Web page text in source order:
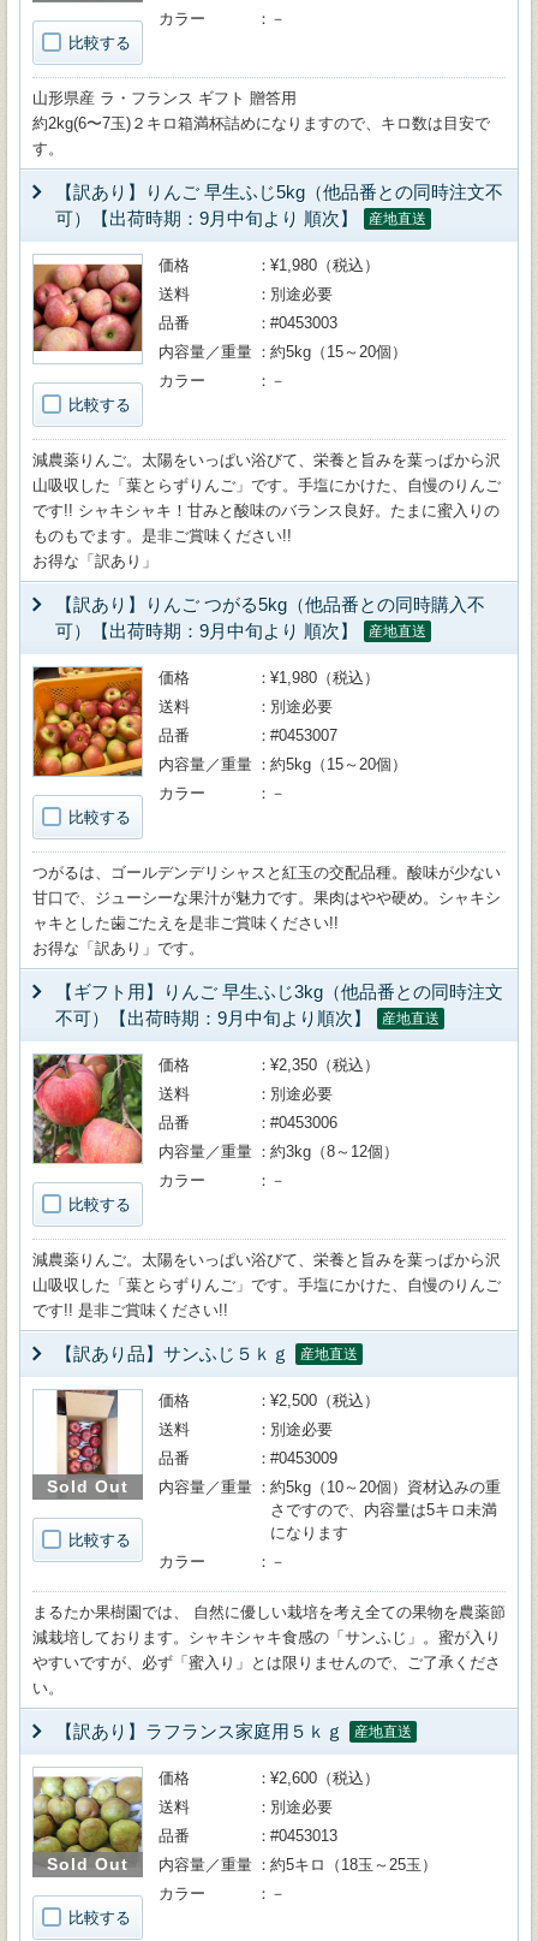
比較する
カラー
－
山形県産 ラ・フランス ギフト 贈答用
約2kg(6〜7玉)２キロ箱満杯詰めになりますので、キロ数は目安で
す。
【訳あり】りんご 早生ふじ5kg（他品番との同時注文不
可）【出荷時期：9月中旬より 順次】
産地直送
比較する
価格
¥1,980（税込）
送料
別途必要
品番
#0453003
内容量／重量
約5kg（15～20個）
カラー
－
減農薬りんご。太陽をいっぱい浴びて、栄養と旨みを葉っぱから沢
山吸収した「葉とらずりんご」です。手塩にかけた、自慢のりんご
です!! シャキシャキ！甘みと酸味のバランス良好。たまに蜜入りの
ものもでます。是非ご賞味ください!!
お得な「訳あり」
【訳あり】りんご つがる5kg（他品番との同時購入不
可）【出荷時期：9月中旬より 順次】
産地直送
比較する
価格
¥1,980（税込）
送料
別途必要
品番
#0453007
内容量／重量
約5kg（15～20個）
カラー
－
つがるは、ゴールデンデリシャスと紅玉の交配品種。酸味が少ない
甘口で、ジューシーな果汁が魅力です。果肉はやや硬め。シャキシ
ャキとした歯ごたえを是非ご賞味ください!!
お得な「訳あり」です。
【ギフト用】りんご 早生ふじ3kg（他品番との同時注文
不可）【出荷時期：9月中旬より順次】
産地直送
比較する
価格
¥2,350（税込）
送料
別途必要
品番
#0453006
内容量／重量
約3kg（8～12個）
カラー
－
減農薬りんご。太陽をいっぱい浴びて、栄養と旨みを葉っぱから沢
山吸収した「葉とらずりんご」です。手塩にかけた、自慢のりんご
です!! 是非ご賞味ください!!
【訳あり品】サンふじ５ｋｇ 産地直送
Sold Out
比較する
価格
¥2,500（税込）
送料
別途必要
品番
#0453009
内容量／重量
約5kg（10～20個）資材込みの重
さですので、内容量は5キロ未満
になります
カラー
－
まるたか果樹園では、 自然に優しい栽培を考え全ての果物を農薬節
減栽培しております。シャキシャキ食感の「サンふじ」。蜜が入り
やすいですが、必ず「蜜入り」とは限りませんので、ご了承くださ
い。
【訳あり】ラフランス家庭用５ｋｇ 産地直送
Sold Out
比較する
価格
¥2,600（税込）
送料
別途必要
品番
#0453013
内容量／重量
約5キロ（18玉～25玉）
カラー
－